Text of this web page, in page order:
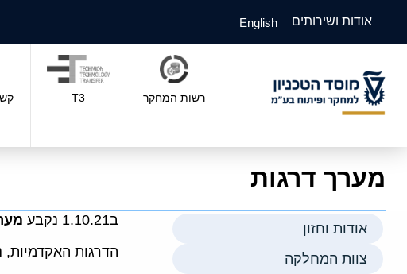
אודות ושירותים English
רשות המחקר T3
מערך דרגות
אודות וחזון
צוות המחלקה
ב1.10.21 נקבע
הדרגות האקדמיות,